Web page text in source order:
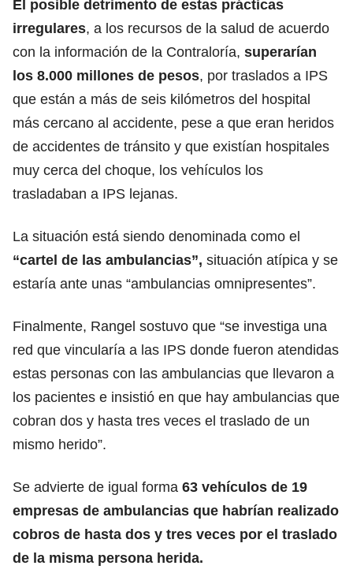
El posible detrimento de estas prácticas
irregulares, a los recursos de la salud de acuerdo
con la información de la Contraloría, superarían
los 8.000 millones de pesos, por traslados a IPS
que están a más de seis kilómetros del hospital
más cercano al accidente, pese a que eran heridos
de accidentes de tránsito y que existían hospitales
muy cerca del choque, los vehículos los
trasladaban a IPS lejanas.
La situación está siendo denominada como el
“cartel de las ambulancias”, situación atípica y se
estaría ante unas “ambulancias omnipresentes”.
Finalmente, Rangel sostuvo que “se investiga una
red que vincularía a las IPS donde fueron atendidas
estas personas con las ambulancias que llevaron a
los pacientes e insistió en que hay ambulancias que
cobran dos y hasta tres veces el traslado de un
mismo herido”.
Se advierte de igual forma 63 vehículos de 19
empresas de ambulancias que habrían realizado
cobros de hasta dos y tres veces por el traslado
de la misma persona herida.